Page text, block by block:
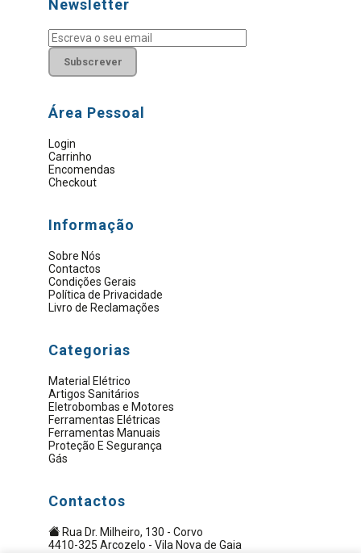
Newsletter
Subscrever
Área Pessoal
Login
Carrinho
Encomendas
Checkout
Informação
Sobre Nós
Contactos
Condições Gerais
Política de Privacidade
Livro de Reclamações
Categorias
Material Elétrico
Artigos Sanitários
Eletrobombas e Motores
Ferramentas Elétricas
Ferramentas Manuais
Proteção E Segurança
Gás
Contactos
Rua Dr. Milheiro, 130 - Corvo
4410-325 Arcozelo - Vila Nova de Gaia